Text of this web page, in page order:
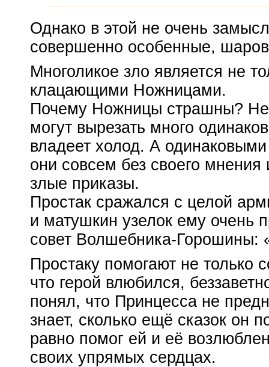
Однако в этой не очень
совершенно особенные,
Многоликое зло является не
клацающими Ножницами.
Почему Ножницы страшны?
могут вырезать много
владеет холод. А
они совсем без своего мнения
злые приказы.
Простак сражался с целой
и матушкин узелок ему очень
совет Волшебника-Горошины:
Простаку помогают не только
что герой влюбился,
понял, что Принцесса не
знает, сколько ещё сказок он
равно помог ей и её
своих упрямых сердцах.